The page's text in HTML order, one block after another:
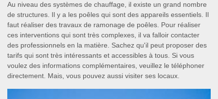
Au niveau des systèmes de chauffage, il existe un grand nombre
de structures. Il y a les poêles qui sont des appareils essentiels. Il
faut réaliser des travaux de ramonage de poêles. Pour réaliser
ces interventions qui sont très complexes, il va falloir contacter
des professionnels en la matière. Sachez qu'il peut proposer des
tarifs qui sont très intéressants et accessibles à tous. Si vous
voulez des informations complémentaires, veuillez le téléphoner
directement. Mais, vous pouvez aussi visiter ses locaux.